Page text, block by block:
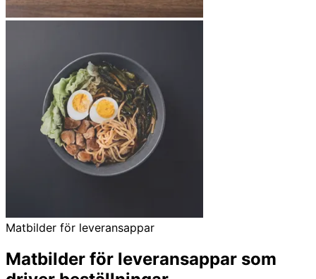
Matbilder för leveransappar
Matbilder för leveransappar som